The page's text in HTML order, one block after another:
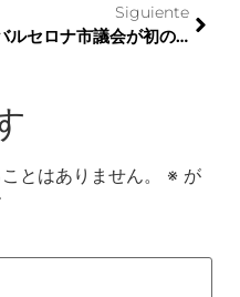
Siguiente
バルセロナ市議会が初のアジア戦略を発表
とはありません。 ※ が